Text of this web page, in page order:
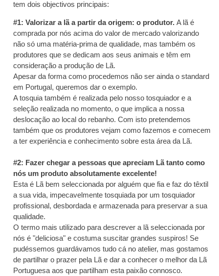
tem dois objectivos principais:
#1: Valorizar a lã a partir da origem: o produtor. A lã é
comprada por nós acima do valor de mercado valorizando
não só uma matéria-prima de qualidade, mas também os
produtores que se dedicam aos seus animais e têm em
consideração a produção de Lã.
Apesar da forma como procedemos não ser ainda o standard
em Portugal, queremos dar o exemplo.
A tosquia também é realizada pelo nosso tosquiador e a
seleção realizada no momento, o que implica a nossa
deslocação ao local do rebanho. Com isto pretendemos
também que os produtores vejam como fazemos e comecem
a ter experiência e conhecimento sobre esta área da Lã.
#2: Fazer chegar a pessoas que apreciam Lã tanto como
nós um produto absolutamente excelente!
Esta é Lã bem seleccionada por alguém que fia e faz do têxtil
a sua vida, impecavelmente tosquiada por um tosquiador
profissional, desbordada e armazenada para preservar a sua
qualidade.
O termo mais utilizado para descrever a lã seleccionada por
nós é "deliciosa" e costuma suscitar grandes suspiros! Se
pudéssemos guardávamos tudo cá no atelier, mas gostamos
de partilhar o prazer pela Lã e dar a conhecer o melhor da Lã
Portuguesa aos que partilham esta paixão connosco.